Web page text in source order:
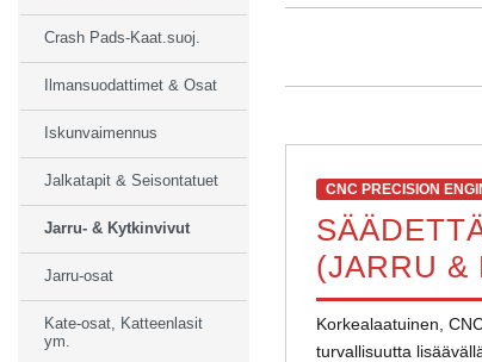
CNC PRECISION
(JARRU &
Korkealaatuinen,
turvallisuutta
Crash Pads-Kaat.suoj.
Ilmansuodattimet & Osat
Iskunvaimennus
Jalkatapit & Seisontatuet
Jarru- & Kytkinvivut
Jarru-osat
Kate-osat, Katteenlasit
ym.